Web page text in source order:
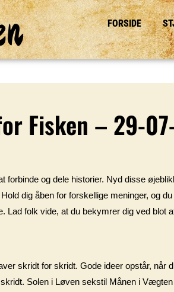
FORSIDE
Fisken – 29-
og dele historier. Nyd disse
dig åben for forskellige meninger, og
Lad folk vide, at du bekymrer dig ved
skridt for skridt. Gode ideer opstår,
Solen i Løven sekstil Månen i